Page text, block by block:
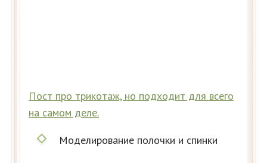
Пост про трикотаж, но подходит для всего
на самом деле.
Моделирование полочки и спинки